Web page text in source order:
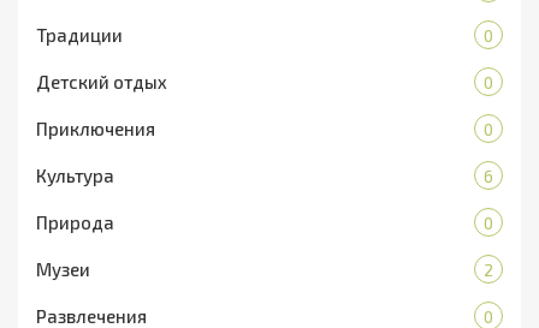
Традиции 0
Детский отдых 0
Приключения 0
Культура 6
Природа 0
Музеи 2
Развлечения 0